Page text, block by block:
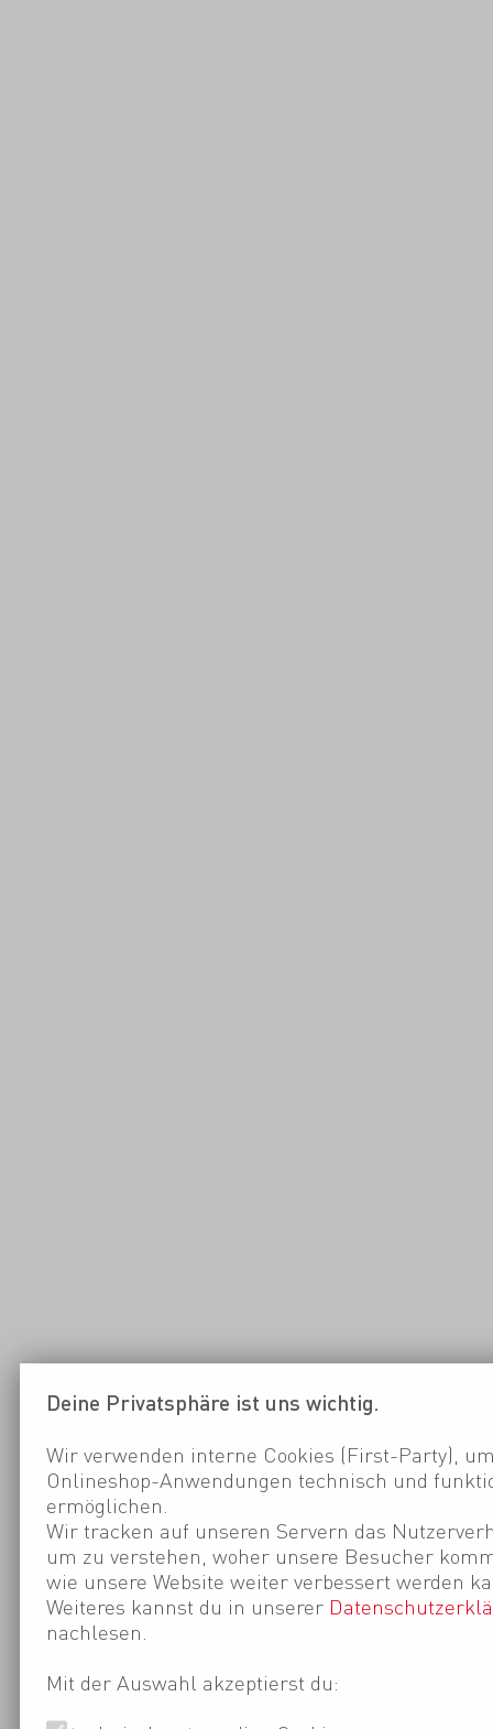
Deine Privatsphäre ist uns wichtig.
Wir verwenden interne Cookies (First-Party),
Onlineshop-Anwendungen technisch und
ermöglichen.
Wir tracken auf unseren Servern das
um zu verstehen, woher unsere Besucher
wie unsere Website weiter verbessert werden
Weiteres kannst du in unserer
nachlesen.
Mit der Auswahl akzeptierst du: